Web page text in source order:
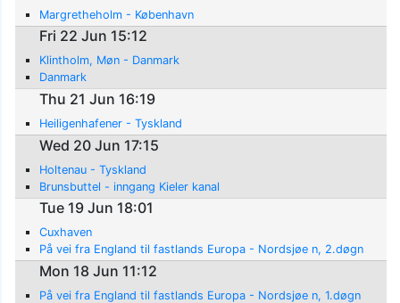
Margretheholm - København
Fri 22 Jun 15:12
Klintholm, Møn - Danmark
Danmark
Thu 21 Jun 16:19
Heiligenhafener - Tyskland
Wed 20 Jun 17:15
Holtenau - Tyskland
Brunsbuttel - inngang Kieler kanal
Tue 19 Jun 18:01
Cuxhaven
På vei fra England til fastlands Europa - Nordsjøe n, 2.døgn
Mon 18 Jun 11:12
På vei fra England til fastlands Europa - Nordsjøe n, 1.døgn